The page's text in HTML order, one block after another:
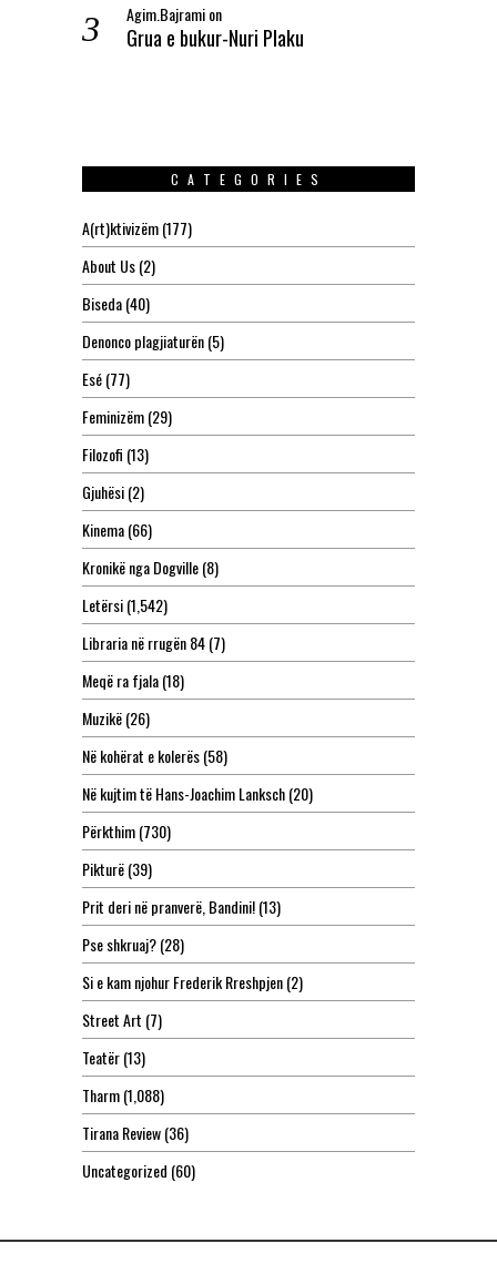
Agim.Bajramion
Grua e bukur-Nuri Plaku
CATEGORIES
A(rt)ktivizëm(177)
About Us(2)
Biseda(40)
Denonco plagjiaturën(5)
Esé(77)
Feminizëm(29)
Filozofi (13)
Gjuhësi(2)
Kinema(66)
Kronikë nga Dogville(8)
Letërsi(1,542)
Libraria në rrugën 84(7)
Meqë ra fjala(18)
Muzikë(26)
Në kohërat e kolerës(58)
Në kujtim të Hans-Joachim Lanksch(20)
Përkthim(730)
Pikturë(39)
Prit deri në pranverë, Bandini!(13)
Pse shkruaj?(28)
Si e kam njohur Frederik Rreshpjen(2)
Street Art (7)
Teatër(13)
Tharm(1,088)
Tirana Review(36)
Uncategorized (60)